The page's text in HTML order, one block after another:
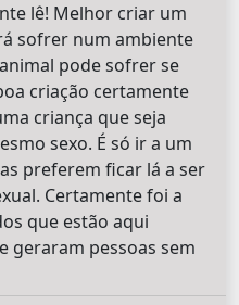
lê! Melhor criar um
sofrer num ambiente
pode sofrer se
criação certamente
criança que seja
sexo. É só ir a um
preferem ficar lá a ser
Certamente foi a
que estão aqui
geraram pessoas sem